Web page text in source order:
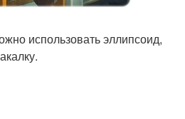
использовать эллипсоид,